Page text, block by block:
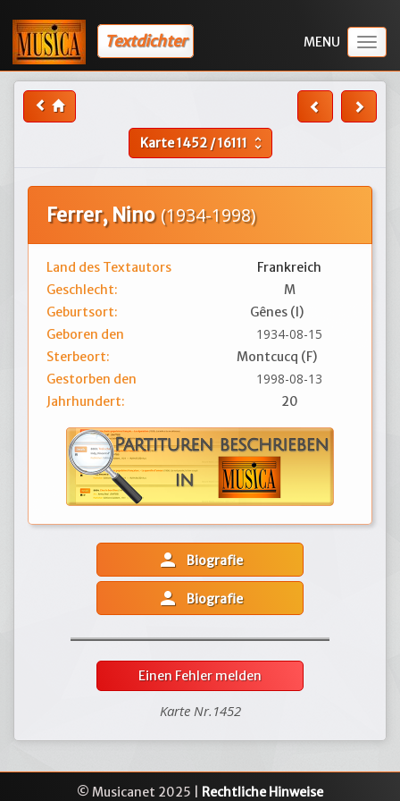
Textdichter
Karte1452/16111 unfold_more
Ferrer, Nino(1934-1998)
Land des Textautors
Frankreich
Geschlecht:
M
Geburtsort:
Gênes (I)
Geboren den
1934-08-15
Sterbeort:
Montcucq (F)
Gestorben den
1998-08-13
Jahrhundert: 20
person Biografie
person Biografie
Einen Fehler melden
Karte Nr.1452
© Musicanet 2025 | Rechtliche Hinweise